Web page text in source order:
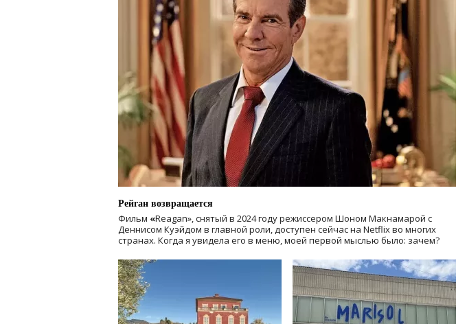
Рейган возвращается
Фильм «Reagan», снятый в 2024 годурежиссером Шоном Макнамарой с
Деннисом Куэйдом в главной роли, доступен сейчас на Netflix во многих
странах. Когда я увидела его в меню, моей первой мыслью было: зачем?